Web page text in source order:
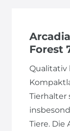
Forest
Qualitativ
Tierhalter
Tiere. Die